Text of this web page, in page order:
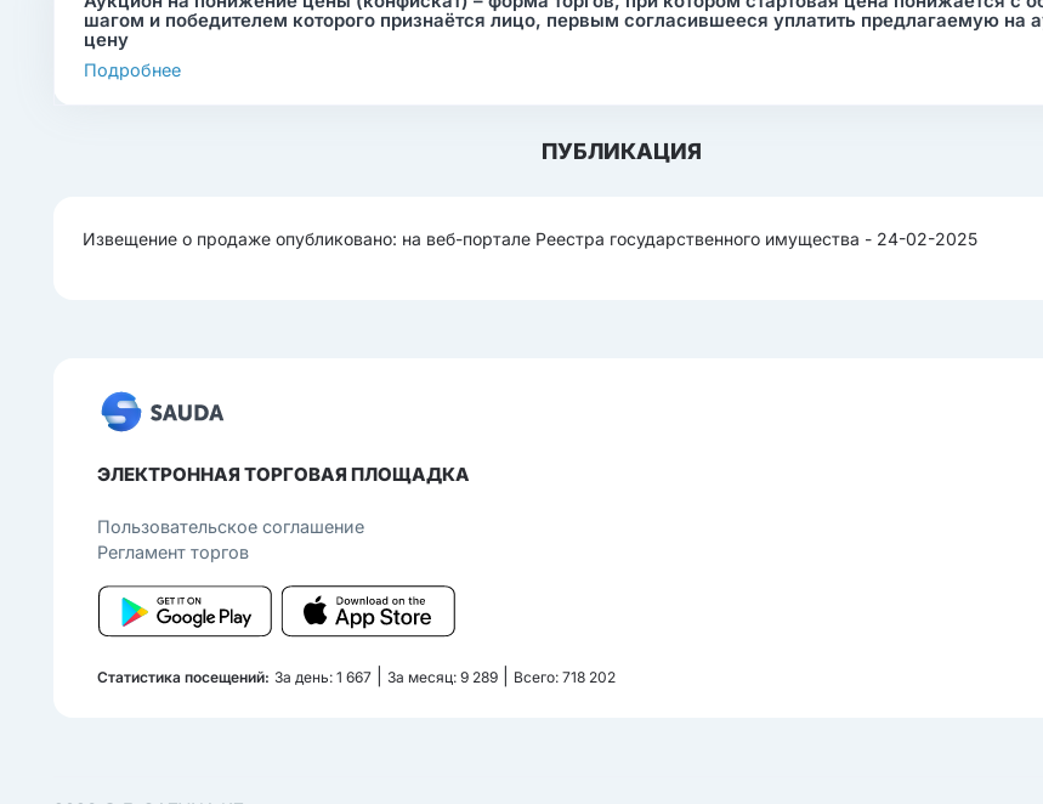
шагом и победителем которого признаётся лицо, первым согласившееся уплатить предлагаемую на
цену
Подробнее
ПУБЛИКАЦИЯ
Извещение о продаже опубликовано: на веб-портале Реестра государственного имущества - 24-02-2025
ЭЛЕКТРОННАЯ ТОРГОВАЯ ПЛОЩАДКА
Пользовательcкое соглашение
Регламент торгов
Статистика посещений: За день: 1 667 За месяц: 9 289 Всего: 718 202